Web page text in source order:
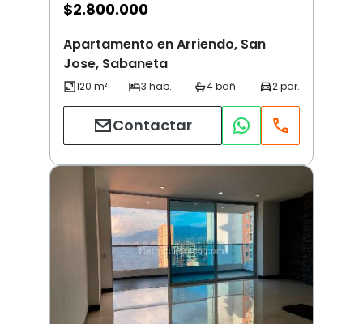
$2.800.000
Apartamento en Arriendo, San
Jose, Sabaneta
Contactar